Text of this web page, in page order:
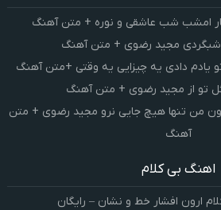
امشب شب عاشقی و نوره + متن آهنگ
شبگردی مجید رضوی + متن آهنگ
یادم دادی یه چیزایی یه وقتی +متن آهنگ
تو از مجید رضوی + متن آهنگ
من تنها هیچ جایی نرو مجید رضوی + متن
آهنگ
اهنگ بی کلام
ارون افشار خط و نشان – رایگان